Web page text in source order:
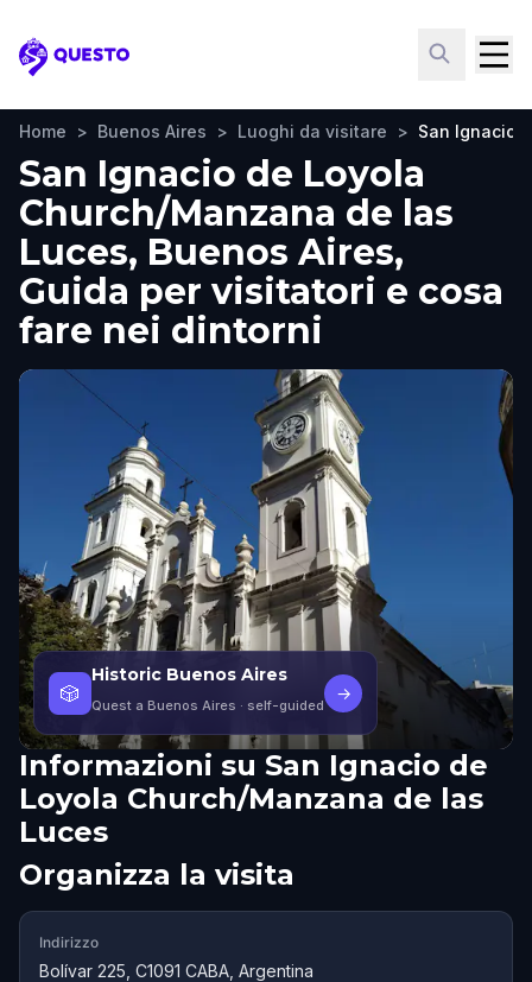
Questo
Home > Buenos Aires > Luoghi da visitare > San Ignacio
San Ignacio de Loyola
Church/Manzana de las
Luces, Buenos Aires,
Guida per visitatori e cosa
fare nei dintorni
🎲
Historic Buenos Aires
Quest a Buenos Aires · self-guided
→
Informazioni su San Ignacio de
Loyola Church/Manzana de las
Luces
Organizza la visita
Indirizzo
Bolívar 225, C1091 CABA, Argentina